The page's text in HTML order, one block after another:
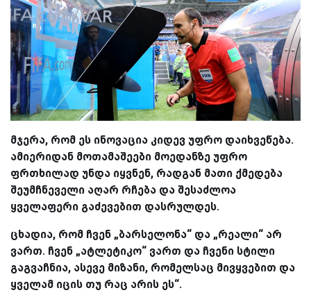
მჯერა, რომ ეს ინოვაცია კიდევ უფრო დაიხვეწება.
ამიერიდან მოთამაშეები მოედანზე უფრო
ფრთხილად უნდა იყვნენ, რადგან მათი ქმედება
შეუმჩნეველი აღარ რჩება და შესაძლოა
ყველაფერი გაძევებით დასრულდეს.
ცხადია, რომ ჩვენ „ბარსელონა“ და „რეალი“ არ
ვართ. ჩვენ „ატლეტიკო“ ვართ და ჩვენი სტილი
გაგვაჩნია, ასევე მიზანი, რომელსაც მივყვებით და
ყველამ იცის თუ რაც არის ეს“.